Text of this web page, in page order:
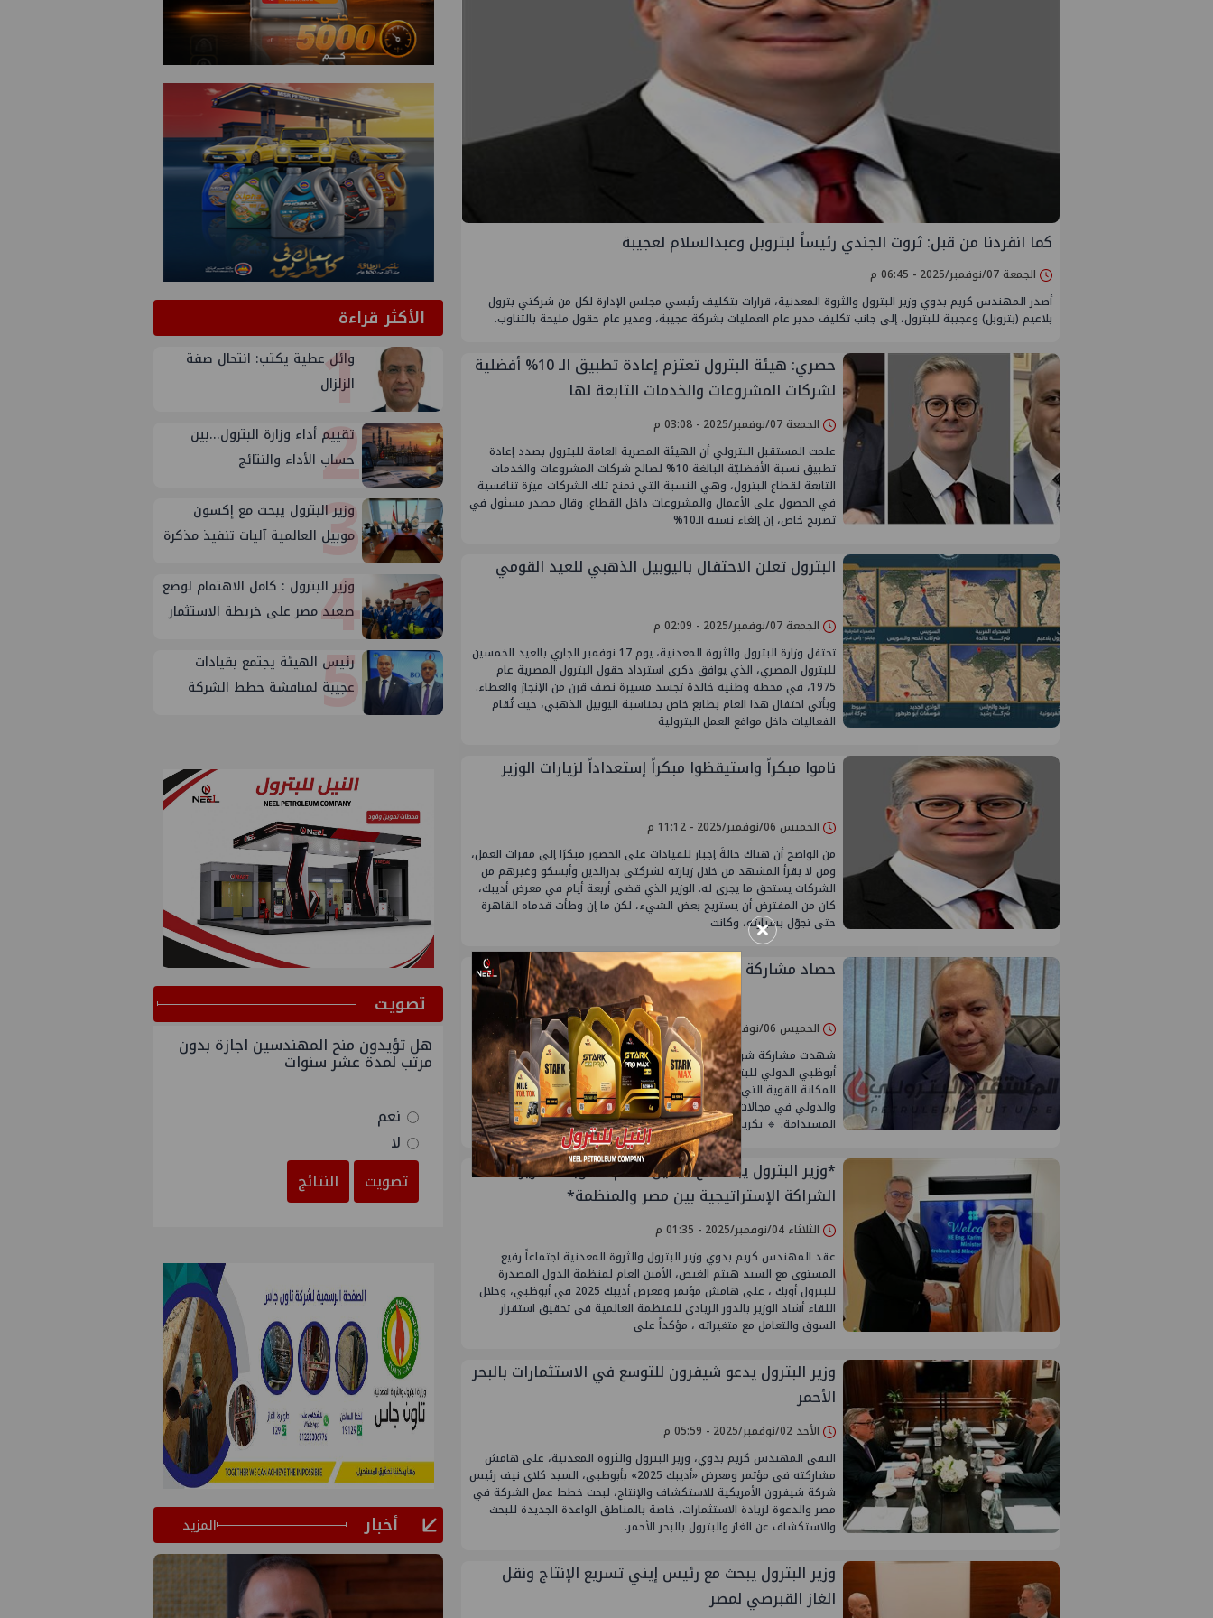
كما انفردنا من قبل: ثروت الجندي رئيساً لبتروبل وعبدالسلام لعجيبة
الجمعة 07/نوفمبر/2025 - 06:45 م
أصدر المهندس كريم بدوي وزير البترول والثروة المعدنية، قرارات بتكليف رئيسي مجلس الإدارة لكل من شركتي بترول
بلاعيم (بتروبل) وعجيبة للبترول، إلى جانب تكليف مدير عام العمليات بشركة عجيبة، ومدير عام حقول مليحة بالتناوب.
حصري: هيئة البترول تعتزم إعادة تطبيق الـ ‎%‎10 أفضلية
لشركات المشروعات والخدمات التابعة لها
الجمعة 07/نوفمبر/2025 - 03:08 م
علمت المستقبل البترولي أن الهيئة المصرية العامة للبترول بصدد إعادة
تطبيق نسبة الأفضليّة البالغة ‎%‎10 لصالح شركات المشروعات والخدمات
التابعة لقطاع البترول، وهي النسبة التي تمنح تلك الشركات ميزة تنافسية
في الحصول على الأعمال والمشروعات داخل القطاع. وقال مصدر مسئول في
تصريح خاص، إن إلغاء نسبة الـ‎%‎10
البترول تعلن الاحتفال باليوبيل الذهبي للعيد القومي
الجمعة 07/نوفمبر/2025 - 02:09 م
تحتفل وزارة البترول والثروة المعدنية، يوم 17 نوفمبر الجاري بالعيد الخمسين
للبترول المصري، الذي يوافق ذكرى استرداد حقول البترول المصرية عام
1975، في محطة وطنية خالدة تجسد مسيرة نصف قرن من الإنجاز والعطاء.
ويأتي احتفال هذا العام بطابع خاص بمناسبة اليوبيل الذهبي، حيث تُقام
الفعاليات داخل مواقع العمل البترولية
ناموا مبكراً واستيقظوا مبكراً إستعداداً لزيارات الوزير
الخميس 06/نوفمبر/2025 - 11:12 م
من الواضح أن هناك حالةَ إجبار للقيادات على الحضور مبكرًا إلى مقرات العمل،
ومن لا يقرأ المشهد من خلال زيارته لشركتي بدرالدين وأبسكو وغيرهم من
الشركات يستحق ما يجرى له. الوزير الذي قضى أربعة أيام في معرض أديبك،
كان من المفترض أن يستريح بعض الشيء، لكن ما إن وطأت قدماه القاهرة
حتى تجوّل بسيارته، وكانت
حصاد مشاركة صان مصر في معرض أديبك 2025
الخميس 06/نوفمبر/2025 - 08:22 م
شهدت مشاركة شركة مصر للصيانة (صان مصر – EMC) في معرض ومؤتمر
أبوظبي الدولي للبترول “أديبك 2025” حضورًا مميزًا ونتائج مثمرة، عكست
المكانة القوية التي باتت تتمتع بها الشركة على المستويين الإقليمي
والدولي في مجالات الصيانة والهندسة والمشروعات البترولية والطاقة
المستدامة. 🔹 تكريم دولي مستحق خلال فعاليات
*وزير البترول يبحث مع الأمين العام لـ "أوبك" تعزيز
الشراكة الإستراتيجية بين مصر والمنظمة*
الثلاثاء 04/نوفمبر/2025 - 01:35 م
عقد المهندس كريم بدوي وزير البترول والثروة المعدنية اجتماعاً رفيع
المستوى مع السيد هيثم الغيص، الأمين العام لمنظمة الدول المصدرة
للبترول أوبك ، على هامش مؤتمر ومعرض أديبك 2025 في أبوظبي، وخلال
اللقاء أشاد الوزير بالدور الريادي للمنظمة العالمية في تحقيق استقرار
السوق والتعامل مع متغيراته ، مؤكداً على
وزير البترول يدعو شيفرون للتوسع في الاستثمارات بالبحر
الأحمر
الأحد 02/نوفمبر/2025 - 05:59 م
التقى المهندس كريم بدوي، وزير البترول والثروة المعدنية، على هامش
مشاركته في مؤتمر ومعرض «أديبك 2025» بأبوظبي، السيد كلاي نيف رئيس
شركة شيفرون الأمريكية للاستكشاف والإنتاج، لبحث خطط عمل الشركة في
مصر والدعوة لزيادة الاستثمارات، خاصة بالمناطق الواعدة الجديدة للبحث
والاستكشاف عن الغاز والبترول بالبحر الأحمر.
وزير البترول يبحث مع رئيس إيني تسريع الإنتاج ونقل
الغاز القبرصي لمصر
الأكثر قراءة
1
وائل عطية يكتب: انتحال صفة
الزلزال
2
تقييم أداء وزارة البترول...بين
حساب الأداء والنتائج
3
وزير البترول يبحث مع إكسون
موبيل العالمية آليات تنفيذ مذكرة
في قبرص بالبنية التحتية المصرية
4
وزير البترول : كامل الاهتمام لوضع
صعيد مصر على خريطة الاستثمار
5
رئيس الهيئة يجتمع بقيادات
عجيبة لمناقشة خطط الشركة
ﺗﺼﻮﻳﺖ
هل تؤيدون منح المهندسين اجازة بدون
مرتب لمدة عشر سنوات
نعم
لا
تصويت
النتائج
أخبار المزيد
×